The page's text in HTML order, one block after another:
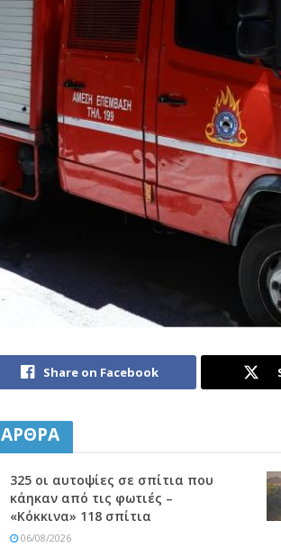
Share on Facebook
ΑΡΘΡΑ
325 οι αυτοψίες σε σπίτια που
κάηκαν από τις φωτιές –
«Κόκκινα» 118 σπίτια
06/08/2026